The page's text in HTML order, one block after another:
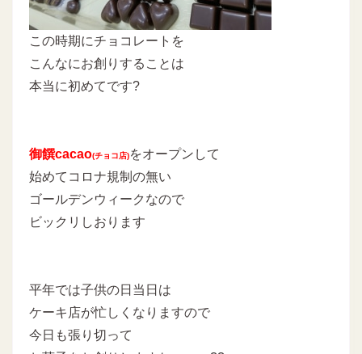
この時期にチョコレートを
こんなにお創りすることは
本当に初めてです?
御饌cacao(チョコ店)をオープンして
始めてコロナ規制の無い
ゴールデンウィークなので
ビックリしおります
平年では子供の日当日は
ケーキ店が忙しくなりますので
今日も張り切って